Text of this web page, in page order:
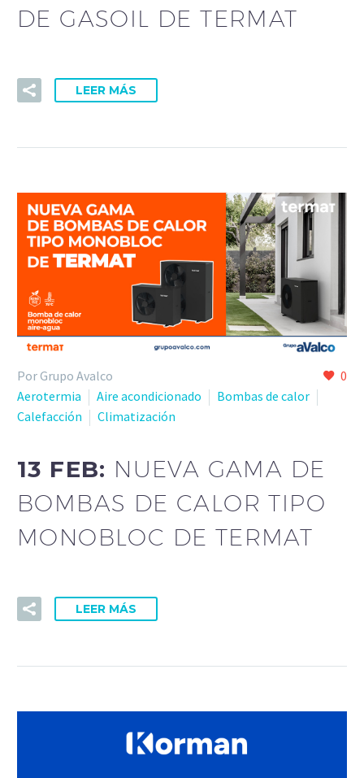
DE GASOIL DE TERMAT
LEER MÁS
0
Por Grupo Avalco
Aerotermia
Aire acondicionado
Bombas de calor
Calefacción
Climatización
13 FEB: NUEVA GAMA DE
BOMBAS DE CALOR TIPO
MONOBLOC DE TERMAT
LEER MÁS